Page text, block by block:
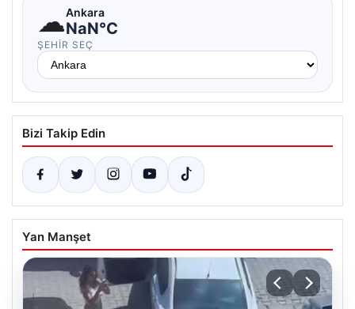
☁Ankara
NaN°C
ŞEHIR SEÇ
Bizi Takip Edin
Yan Manşet